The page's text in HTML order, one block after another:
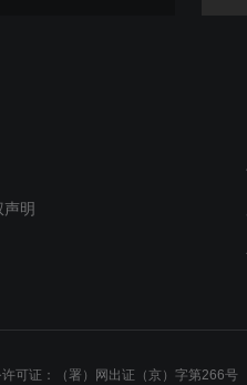
声明
许可证：（署）网出证（京）字第266号